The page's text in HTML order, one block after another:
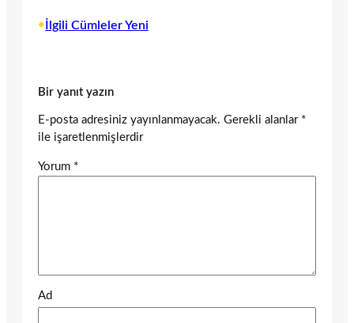
• İlgili Cümleler Yeni
Bir yanıt yazın
E-posta adresiniz yayınlanmayacak. Gerekli alanlar *
ile işaretlenmişlerdir
Yorum *
Ad